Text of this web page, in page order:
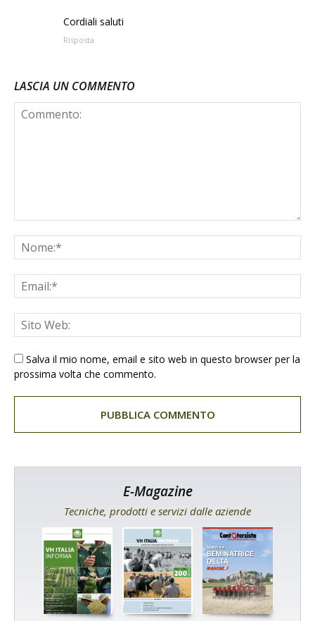
Cordiali saluti
Risposta
LASCIA UN COMMENTO
Salva il mio nome, email e sito web in questo browser per la
prossima volta che commento.
E-Magazine
Tecniche, prodotti e servizi dalle aziende